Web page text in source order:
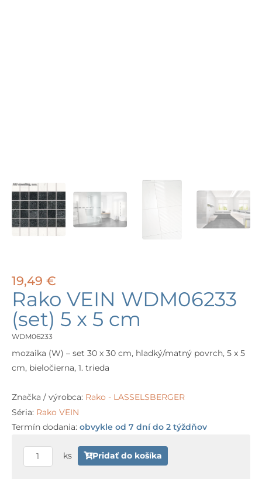
19,49 €
Rako VEIN WDM06233
(set) 5 x 5 cm
WDM06233
mozaika (W) – set 30 x 30 cm, hladký/matný povrch, 5 x 5
cm, bieločierna, 1. trieda
Značka / výrobca: Rako - LASSELSBERGER
Séria: Rako VEIN
Termín dodania: obvykle od 7 dní do 2 týždňov
Rako
ks Pridať do košíka